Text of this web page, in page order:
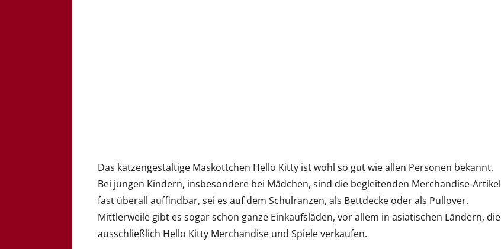
Das katzengestaltige Maskottchen Hello Kitty ist wohl so gut wie allen Personen bekannt.
Bei jungen Kindern, insbesondere bei Mädchen, sind die begleitenden Merchandise-Artikel
fast überall auffindbar, sei es auf dem Schulranzen, als Bettdecke oder als Pullover.
Mittlerweile gibt es sogar schon ganze Einkaufsläden, vor allem in asiatischen Ländern, die
ausschließlich Hello Kitty Merchandise und Spiele verkaufen.